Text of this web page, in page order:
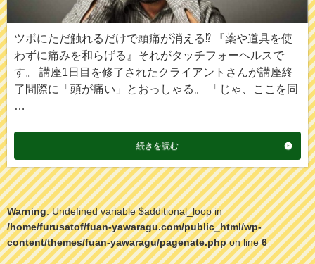
ツボにただ触れるだけで頭痛が消える⁉︎ 『薬や道具を使
わずに痛みを和らげる』それがタッチフォーヘルスで
す。 講座1日目を修了されたクライアントさんが講座終
了間際に「頭が痛い」とおっしゃる。 「じゃ、ここを同
…
続きを読む
Warning: Undefined variable $additional_loop in
/home/furusatof/fuan-yawaragu.com/public_html/wp-
content/themes/fuan-yawaragu/pagenate.phpon line6